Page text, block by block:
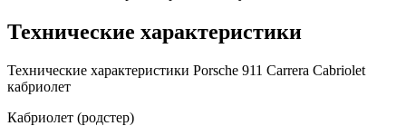
Технические характеристики
Технические характеристики Porsche 911 Carrera Cabriolet
кабриолет
Кабриолет (родстер)